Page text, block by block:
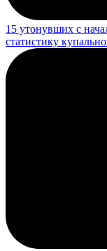
15 утонувших с
статистику